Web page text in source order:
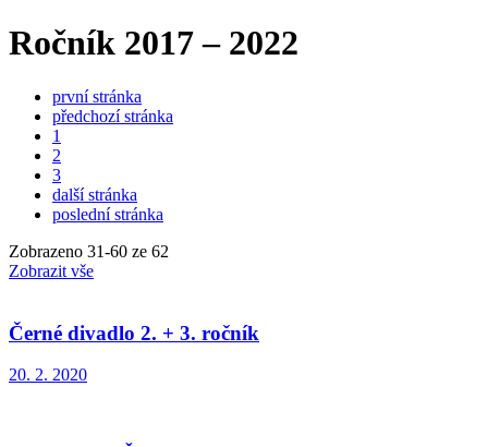
Ročník 2017 – 2022
první stránka
předchozí stránka
1
2
3
další stránka
poslední stránka
Zobrazeno 31-60 ze 62
Zobrazit vše
Černé divadlo 2. + 3. ročník
20. 2. 2020